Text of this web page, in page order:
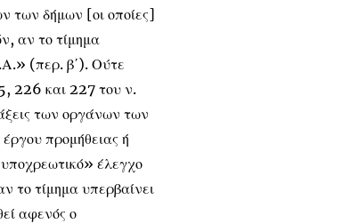
των δήμων [οι οποίες]
αν το τίμημα
(περ. β΄). Ούτε
226 και 227 του ν.
των οργάνων των
προμήθειας ή
έλεγχο
το τίμημα υπερβαίνει
αφενός ο